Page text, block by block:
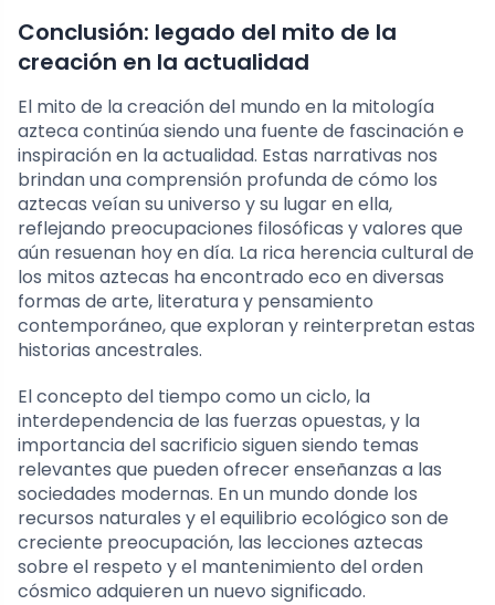
Conclusión: legado del mito de la
creación en la actualidad
El mito de la creación del mundo en la mitología
azteca continúa siendo una fuente de fascinación e
inspiración en la actualidad. Estas narrativas nos
brindan una comprensión profunda de cómo los
aztecas veían su universo y su lugar en ella,
reflejando preocupaciones filosóficas y valores que
aún resuenan hoy en día. La rica herencia cultural de
los mitos aztecas ha encontrado eco en diversas
formas de arte, literatura y pensamiento
contemporáneo, que exploran y reinterpretan estas
historias ancestrales.
El concepto del tiempo como un ciclo, la
interdependencia de las fuerzas opuestas, y la
importancia del sacrificio siguen siendo temas
relevantes que pueden ofrecer enseñanzas a las
sociedades modernas. En un mundo donde los
recursos naturales y el equilibrio ecológico son de
creciente preocupación, las lecciones aztecas
sobre el respeto y el mantenimiento del orden
cósmico adquieren un nuevo significado.